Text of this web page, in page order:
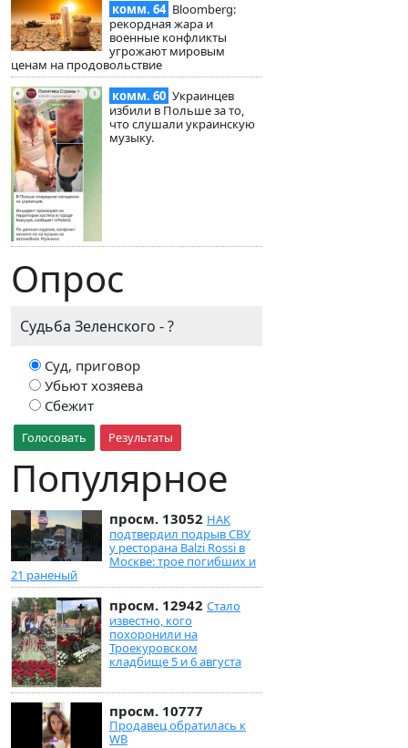
комм. 64 Bloomberg:
рекордная жара и
военные конфликты
угрожают мировым
ценам на продовольствие
комм. 60 Украинцев
избили в Польше за то,
что слушали украинскую
музыку.
Опрос
Судьба Зеленского - ?
Суд, приговор
Убьют хозяева
Сбежит
Голосовать Результаты
Популярное
просм. 13052 НАК
подтвердил подрыв СВУ
у ресторана Balzi Rossi в
Москве: трое погибших и
21 раненый
просм. 12942 Стало
известно, кого
похоронили на
Троекуровском
кладбище 5 и 6 августа
просм. 10777
Продавец обратилась к
WB